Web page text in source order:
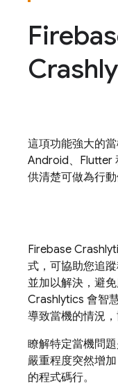
這項功能強大的
Android、Flutter
供清楚可做為行動
Firebase
式，可協助您追
並加以解決，避免
Crashlytics 會智
導致當機的情況
瞭解特定當機問
嚴重程度突然增
的程式碼行。